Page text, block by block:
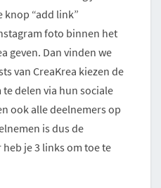
knop “add link”
foto binnen het
geven. Dan vinden we
van CreaKrea kiezen de
delen via hun sociale
ook alle deelnemers op
is dus de
je 3 links om toe te